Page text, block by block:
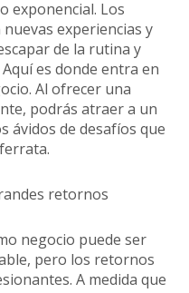
exponencial. Los
experiencias y
de la rutina y
es donde entra en
Al ofrecer una
podrás atraer a un
ávidos de desafíos que
retornos
negocio puede ser
pero los retornos
A medida que